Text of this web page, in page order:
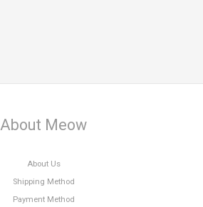
About Meow
About Us
Shipping Method
Payment Method